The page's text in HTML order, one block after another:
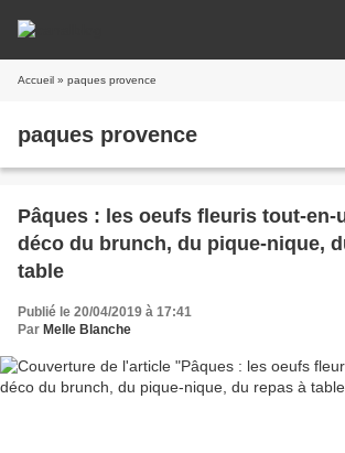
Accueil » paques provence
paques provence
Pâques : les oeufs fleuris tout-en-
déco du brunch, du pique-nique,
table
Publié le 20/04/2019 à 17:41
Par Melle Blanche